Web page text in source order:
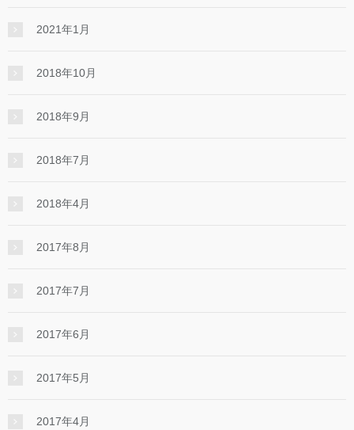
2021年1月
2018年10月
2018年9月
2018年7月
2018年4月
2017年8月
2017年7月
2017年6月
2017年5月
2017年4月